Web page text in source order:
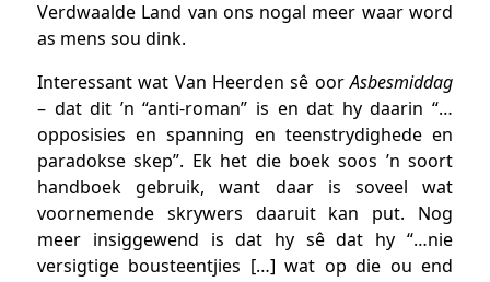
Verdwaalde Land van ons nogal meer waar word
as mens sou dink.
Interessant wat Van Heerden sê oorAsbesmiddag
– dat dit ’n “anti-roman” is en dat hy daarin “…
opposisies en spanning en teenstrydighede en
paradokse skep”. Ek het die boek soos ’n soort
handboek gebruik, want daar is soveel wat
voornemende skrywers daaruit kan put. Nog
meer insiggewend is dat hy sê dat hy “…nie
versigtige bousteentjies […] wat op die ou end